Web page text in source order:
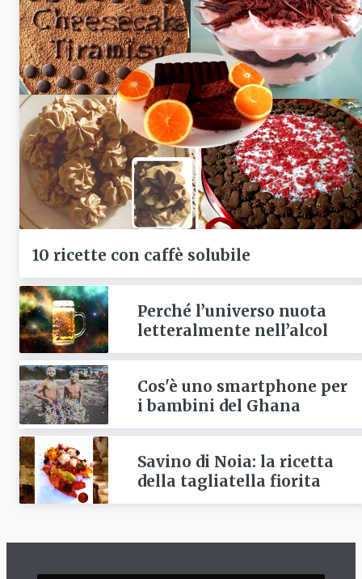
10 ricette con caffè solubile
Perché l’universo nuota
letteralmente nell’alcol
Cos'è uno smartphone per
i bambini del Ghana
Savino di Noia: la ricetta
della tagliatella fiorita